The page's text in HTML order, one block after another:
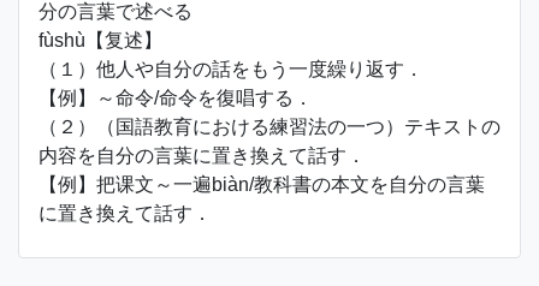
分の言葉で述べる
fùshù【复述】
（１）他人や自分の話をもう一度繰り返す．
【例】～命令/命令を復唱する．
（２）（国語教育における練習法の一つ）テキストの
内容を自分の言葉に置き換えて話す．
【例】把课文～一遍biàn/教科書の本文を自分の言葉
に置き換えて話す．